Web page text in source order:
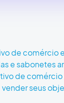
de comércio
e sabonetes
de
vender seus